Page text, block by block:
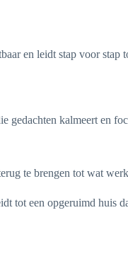
en leidt stap voor stap
gedachten kalmeert en
te brengen tot wat
tot een opgeruimd huis